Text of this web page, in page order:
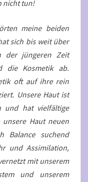
nicht tun!
meine beiden
sich bis weit über
der jüngeren Zeit
die Kosmetik ab.
oft auf ihre rein
Unsere Haut ist
und hat vielfältige
Haut neuen
Balance suchend
und Assimilation,
mit unserem
und unserem